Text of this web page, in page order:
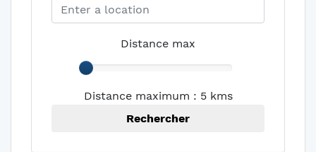
Distance max
Distance maximum : 5 kms
Rechercher